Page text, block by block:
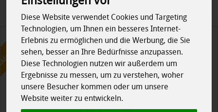
Diese Website verwendet Cookies und Targeting
Technologien, um Ihnen ein besseres Internet-
Erlebnis zu ermöglichen und die Werbung, die Sie
sehen, besser an Ihre Bedürfnisse anzupassen.
Diese Technologien nutzen wir außerdem um
Ergebnisse zu messen, um zu verstehen, woher
unsere Besucher kommen oder um unsere
Website weiter zu entwickeln.
Aktion!
bis zum 30.8.2026